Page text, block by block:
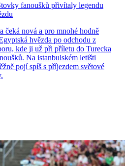
fanoušků přivítaly legendu
čeká nová a pro mnohé hodně
hvězda po odchodu z
kde ji už při příletu do Turecka
Na istanbulském letišti
pojí spíš s příjezdem světové